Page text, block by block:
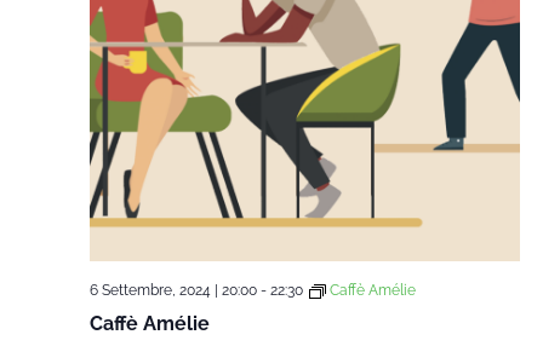
Caffè Amélie
6 Settembre, 2024 | 20:00- 22:30 Caffè Amélie